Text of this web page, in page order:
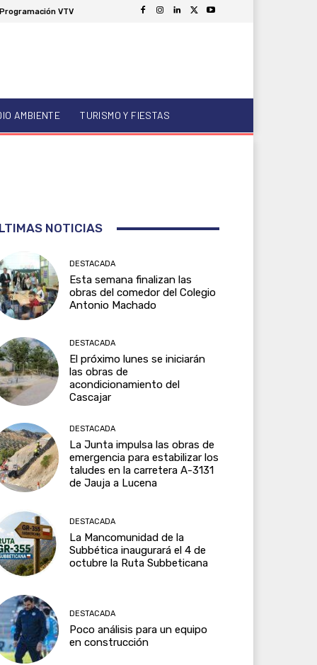
Programación VTV
AMBIENTE TURISMO Y FIESTAS
NOTICIAS
DESTACADA
Esta semana finalizan las
obras del comedor del Colegio
Antonio Machado
DESTACADA
El próximo lunes se iniciarán
las obras de
acondicionamiento del
Cascajar
DESTACADA
La Junta impulsa las obras de
emergencia para estabilizar los
taludes en la carretera A-3131
de Jauja a Lucena
DESTACADA
La Mancomunidad de la
Subbética inaugurará el 4 de
octubre la Ruta Subbeticana
DESTACADA
Poco análisis para un equipo
en construcción